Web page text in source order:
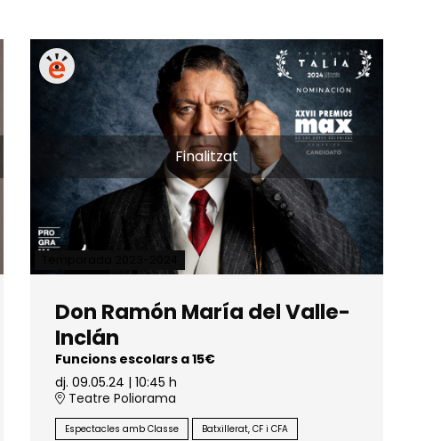
Finalitzat
Don Ramón María del Valle-
Inclán
Funcions escolars a 15€
dj. 09.05.24 |10:45 h
Teatre Poliorama
Espectacles amb Classe Batxillerat, CF i CFA